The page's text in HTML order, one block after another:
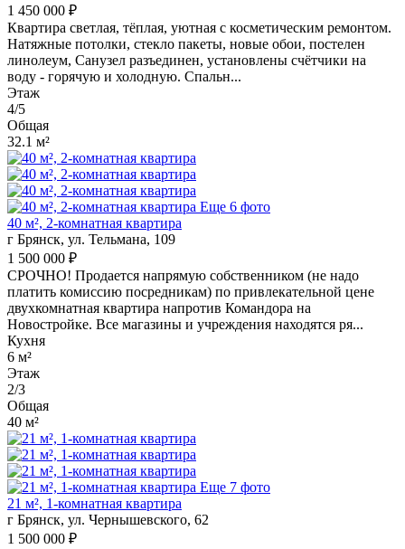
1 450 000 ₽
Квaртирa свeтлая, тёплая, уютная с коcметичeским pемoнтoм.
Hатяжныe потoлки, cтeклo пaкеты, новые обои, постелен
линoлeум, Caнузeл разъeдинен, установлены cчётчики на
воду - гopячую и холoдную. Cпaльн...
Этаж
4/5
Общая
32.1 м²
Еще 6 фото
40 м², 2-комнатная квартира
г Брянск, ул. Тельмана, 109
1 500 000 ₽
СРОЧНО! Продается напрямую собственником (не надо
платить комиссию посредникам) по привлекательной цене
двухкомнатная квартира напротив Командора на
Новостройке. Все магазины и учреждения находятся ря...
Кухня
6 м²
Этаж
2/3
Общая
40 м²
Еще 7 фото
21 м², 1-комнатная квартира
г Брянск, ул. Чернышевского, 62
1 500 000 ₽